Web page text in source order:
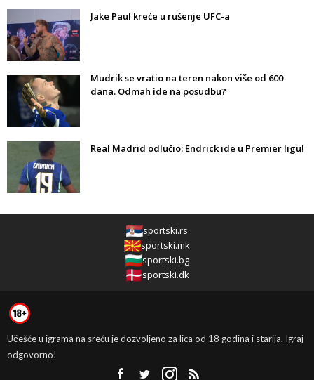
Jake Paul kreće u rušenje UFC-a
Mudrik se vratio na teren nakon više od 600
dana. Odmah ide na posudbu?
Real Madrid odlučio: Endrick ide u Premier ligu!
sportski.rs
sportski.mk
sportski.bg
sportski.dk
Učešće u igrama na sreću je dozvoljeno za lica od 18 godina i starija. Igraj
odgovorno!